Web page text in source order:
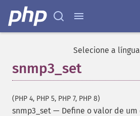
Selecione a
snmp3_set
(PHP 4, PHP 5, PHP 7, PHP 8)
snmp3_set — Define o valor de um